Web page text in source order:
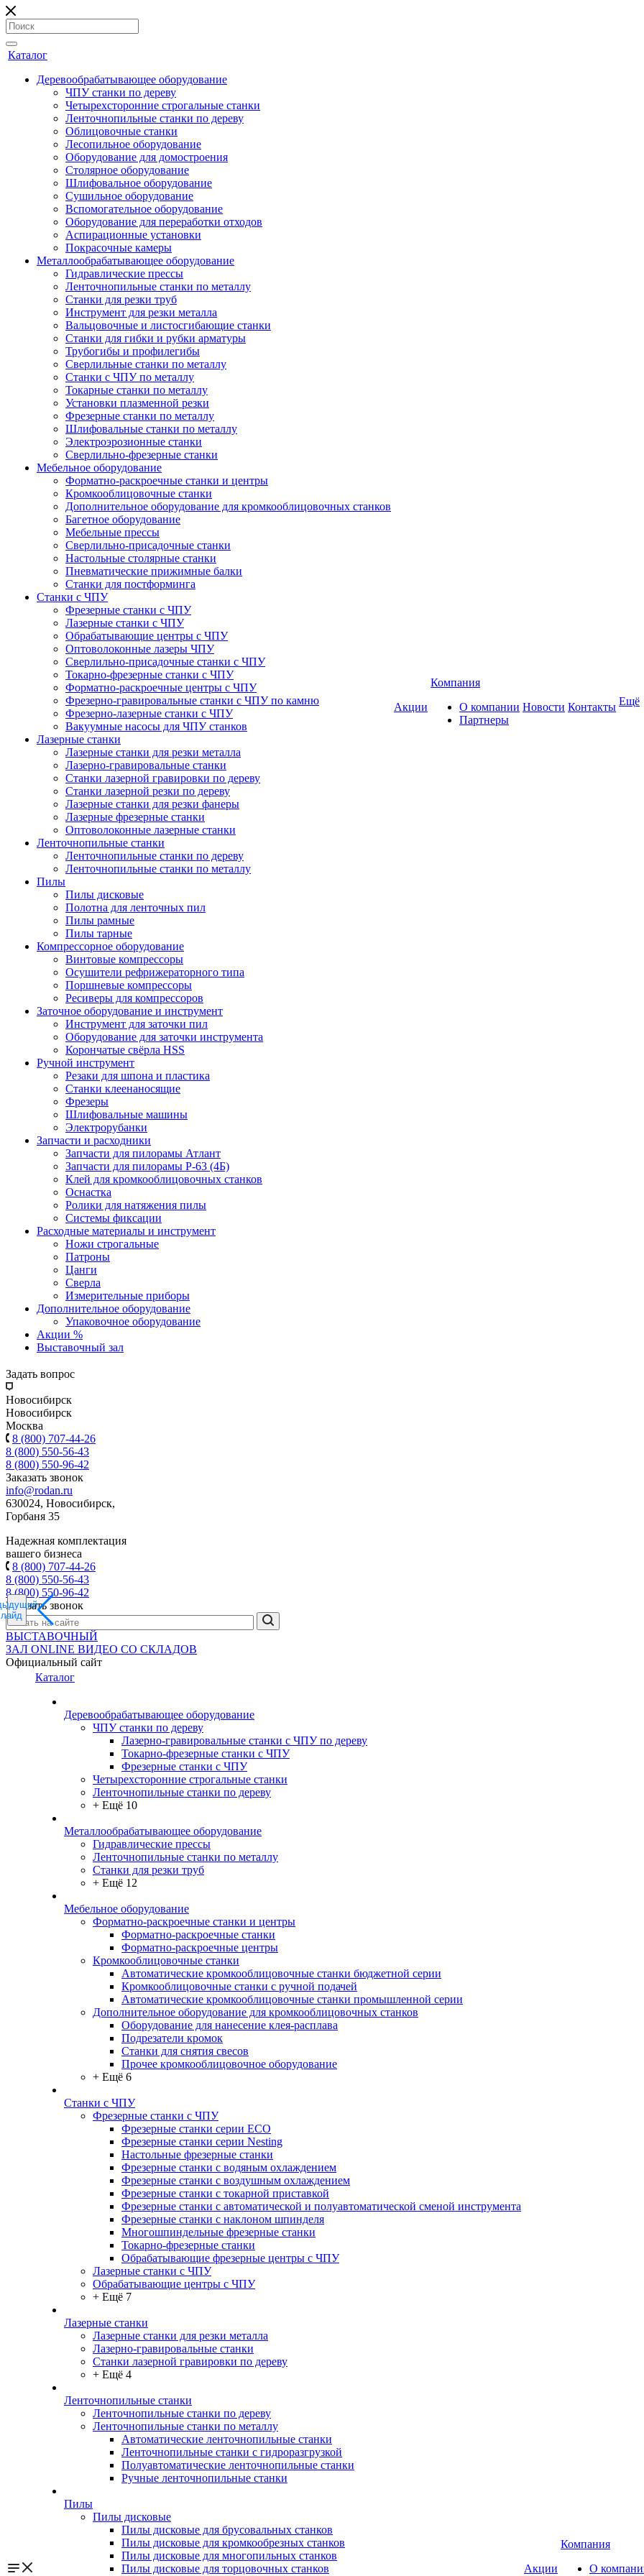
Каталог
Деревообрабатывающее оборудование
ЧПУ станки по дереву
Четырехсторонние строгальные станки
Ленточнопильные станки по дереву
Облицовочные станки
Лесопильное оборудование
Оборудование для домостроения
Столярное оборудование
Шлифовальное оборудование
Сушильное оборудование
Вспомогательное оборудование
Оборудование для переработки отходов
Аспирационные установки
Покрасочные камеры
Металлообрабатывающее оборудование
Гидравлические прессы
Ленточнопильные станки по металлу
Станки для резки труб
Инструмент для резки металла
Вальцовочные и листосгибающие станки
Станки для гибки и рубки арматуры
Трубогибы и профилегибы
Сверлильные станки по металлу
Станки с ЧПУ по металлу
Токарные станки по металлу
Установки плазменной резки
Фрезерные станки по металлу
Шлифовальные станки по металлу
Электроэрозионные станки
Сверлильно-фрезерные станки
Мебельное оборудование
Форматно-раскроечные станки и центры
Кромкооблицовочные станки
Дополнительное оборудование для кромкооблицовочных станков
Багетное оборудование
Мебельные прессы
Сверлильно-присадочные станки
Настольные столярные станки
Пневматические прижимные балки
Станки для постформинга
Станки с ЧПУ
Фрезерные станки с ЧПУ
Лазерные станки с ЧПУ
Обрабатывающие центры с ЧПУ
Оптоволоконные лазеры ЧПУ
Сверлильно-присадочные станки с ЧПУ
Токарно-фрезерные станки с ЧПУ
Форматно-раскроечные центры с ЧПУ
Фрезерно-гравировальные станки с ЧПУ по камню
Фрезерно-лазерные станки с ЧПУ
Вакуумные насосы для ЧПУ станков
Лазерные станки
Лазерные станки для резки металла
Лазерно-гравировальные станки
Станки лазерной гравировки по дереву
Станки лазерной резки по дереву
Лазерные станки для резки фанеры
Лазерные фрезерные станки
Оптоволоконные лазерные станки
Ленточнопильные станки
Ленточнопильные станки по дереву
Ленточнопильные станки по металлу
Пилы
Пилы дисковые
Полотна для ленточных пил
Пилы рамные
Пилы тарные
Компрессорное оборудование
Винтовые компрессоры
Осушители рефрижераторного типа
Поршневые компрессоры
Ресиверы для компрессоров
Заточное оборудование и инструмент
Инструмент для заточки пил
Оборудование для заточки инструмента
Корончатые свёрла HSS
Ручной инструмент
Резаки для шпона и пластика
Станки клеенаносящие
Фрезеры
Шлифовальные машины
Электрорубанки
Запчасти и расходники
Запчасти для пилорамы Атлант
Запчасти для пилорамы Р-63 (4Б)
Клей для кромкооблицовочных станков
Оснастка
Ролики для натяжения пилы
Системы фиксации
Расходные материалы и инструмент
Ножи строгальные
Патроны
Цанги
Сверла
Измерительные приборы
Дополнительное оборудование
Упаковочное оборудование
Акции %
Выставочный зал
Акции
Компания
О компании
Партнеры
Новости Контакты Ещё
Задать вопрос
Новосибирск
Новосибирск
Москва
8 (800) 707-44-26
8 (800) 550-56-43
8 (800) 550-96-42
Заказать звонок
info@rodan.ru
630024, Новосибирск,
Горбаня 35
Надежная комплектация
вашего бизнеса
8 (800) 707-44-26
8 (800) 550-56-43
8 (800) 550-96-42
Заказать звонок
ВЫСТАВОЧНЫЙ
ЗАЛ ONLINE ВИДЕО СО СКЛАДОВ
Официальный сайт
Каталог
Деревообрабатывающее оборудование
ЧПУ станки по дереву
Лазерно-гравировальные станки с ЧПУ по дереву
Токарно-фрезерные станки с ЧПУ
Фрезерные станки с ЧПУ
Четырехсторонние строгальные станки
Ленточнопильные станки по дереву
+ Ещё 10
Металлообрабатывающее оборудование
Гидравлические прессы
Ленточнопильные станки по металлу
Станки для резки труб
+ Ещё 12
Мебельное оборудование
Форматно-раскроечные станки и центры
Форматно-раскроечные станки
Форматно-раскроечные центры
Кромкооблицовочные станки
Автоматические кромкооблицовочные станки бюджетной серии
Кромкооблицовочные станки с ручной подачей
Автоматические кромкооблицовочные станки промышленной серии
Дополнительное оборудование для кромкооблицовочных станков
Оборудование для нанесение клея-расплава
Подрезатели кромок
Станки для снятия свесов
Прочее кромкооблицовочное оборудование
+ Ещё 6
Станки с ЧПУ
Фрезерные станки с ЧПУ
Фрезерные станки серии ECO
Фрезерные станки серии Nesting
Настольные фрезерные станки
Фрезерные станки с водяным охлаждением
Фрезерные станки с воздушным охлаждением
Фрезерные станки с токарной приставкой
Фрезерные станки с автоматической и полуавтоматической сменой инструмента
Фрезерные станки с наклоном шпинделя
Многошпиндельные фрезерные станки
Токарно-фрезерные станки
Обрабатывающие фрезерные центры с ЧПУ
Лазерные станки с ЧПУ
Обрабатывающие центры с ЧПУ
+ Ещё 7
Лазерные станки
Лазерные станки для резки металла
Лазерно-гравировальные станки
Станки лазерной гравировки по дереву
+ Ещё 4
Ленточнопильные станки
Ленточнопильные станки по дереву
Ленточнопильные станки по металлу
Автоматические ленточнопильные станки
Ленточнопильные станки с гидроразгрузкой
Полуавтоматические ленточнопильные станки
Ручные ленточнопильные станки
Пилы
Пилы дисковые
Пилы дисковые для брусовальных станков
Пилы дисковые для кромкообрезных станков
Пилы дисковые для многопильных станков
Пилы дисковые для торцовочных станков
Акции
Компания
О